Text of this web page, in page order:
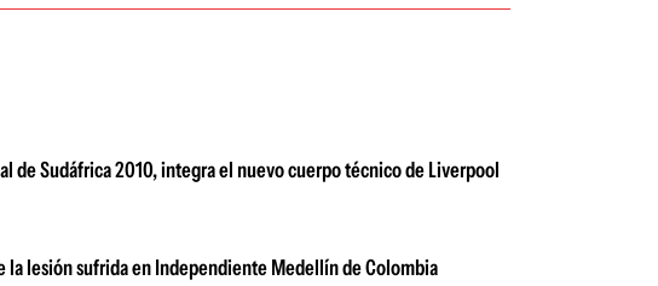
de Sudáfrica 2010, integra el nuevo cuerpo técnico de Liverpool
la lesión sufrida en Independiente Medellín de Colombia